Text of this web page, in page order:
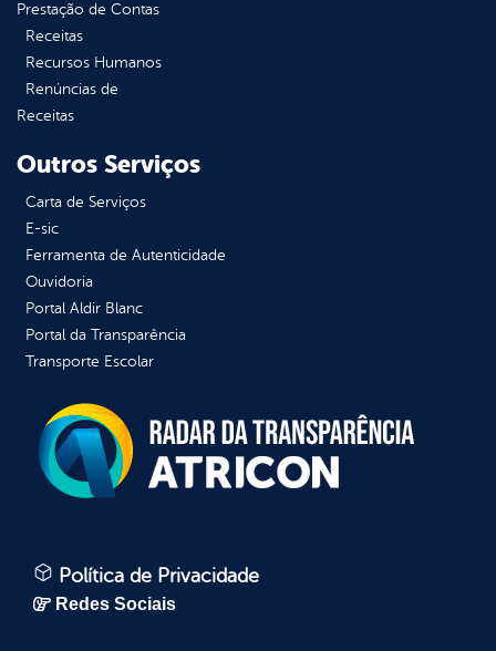
Prestação de Contas
Receitas
Recursos Humanos
Renúncias de
Receitas
Outros Serviços
Carta de Serviços
E-sic
Ferramenta de Autenticidade
Ouvidoria
Portal Aldir Blanc
Portal da Transparência
Transporte Escolar
Política de Privacidade
Redes Sociais